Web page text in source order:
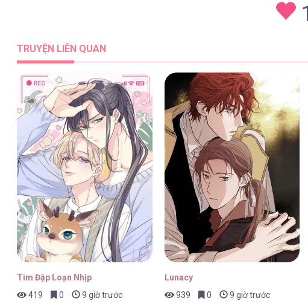
TRUYỆN LIÊN QUAN
Tim Đập Loạn Nhịp
419
0 9 giờ trước
Lunacy
939
0 9 giờ trước